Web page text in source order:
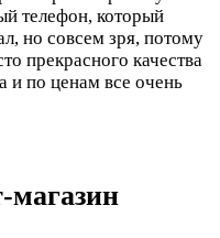
телефон, который
но совсем зря, потому
прекрасного качества
и по ценам все очень